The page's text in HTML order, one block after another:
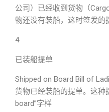
公司）已经收到货物（
物还没有装船，这时签发的
4
已装船提单
Shipped on Board Bill of
货物已经装船的提单。这种
board”字样